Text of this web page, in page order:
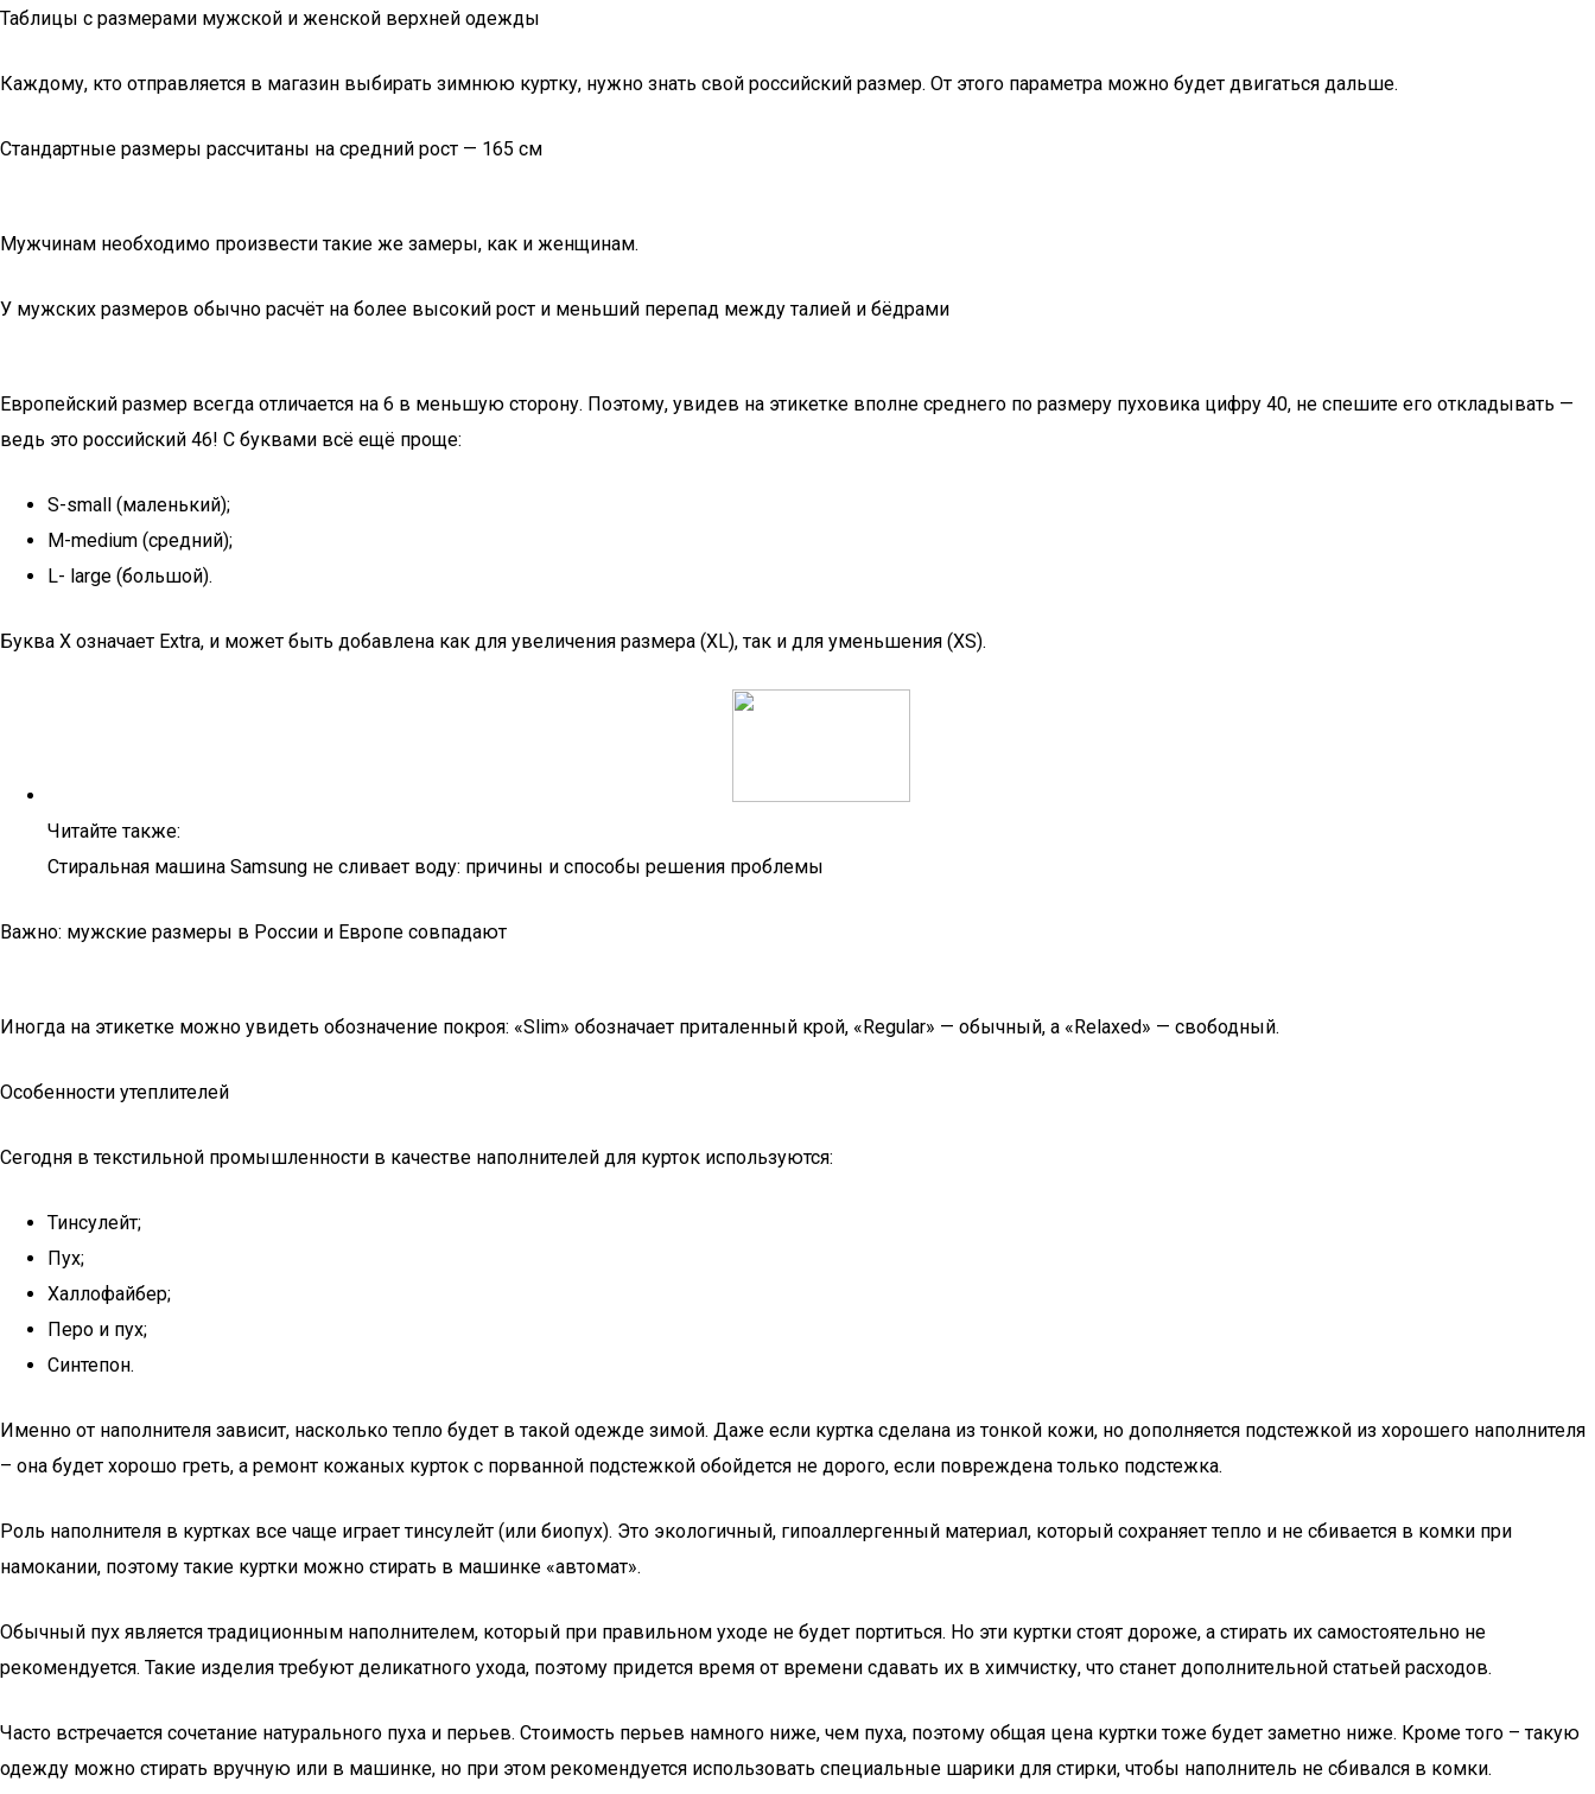
Таблицы с размерами мужской и женской верхней одежды
Каждому, кто отправляется в магазин выбирать зимнюю куртку, нужно знать свой российский размер. От этого параметра можно будет двигаться дальше.
Стандартные размеры рассчитаны на средний рост — 165 см
Мужчинам необходимо произвести такие же замеры, как и женщинам.
У мужских размеров обычно расчёт на более высокий рост и меньший перепад между талией и бёдрами
Европейский размер всегда отличается на 6 в меньшую сторону. Поэтому, увидев на этикетке вполне среднего по размеру пуховика цифру 40, не спешите его откладывать —
ведь это российский 46! С буквами всё ещё проще:
S-small (маленький);
M-medium (средний);
L- large (большой).
Буква X означает Extra, и может быть добавлена как для увеличения размера (XL), так и для уменьшения (XS).
Читайте также:
Стиральная машина Samsung не сливает воду: причины и способы решения проблемы
Важно: мужские размеры в России и Европе совпадают
Иногда на этикетке можно увидеть обозначение покроя: «Slim» обозначает приталенный крой, «Regular» — обычный, а «Relaxed» — свободный.
Особенности утеплителей
Сегодня в текстильной промышленности в качестве наполнителей для курток используются:
Тинсулейт;
Пух;
Халлофайбер;
Перо и пух;
Синтепон.
Именно от наполнителя зависит, насколько тепло будет в такой одежде зимой. Даже если куртка сделана из тонкой кожи, но дополняется подстежкой из хорошего наполнителя
– она будет хорошо греть, а ремонт кожаных курток с порванной подстежкой обойдется не дорого, если повреждена только подстежка.
Роль наполнителя в куртках все чаще играет тинсулейт (или биопух). Это экологичный, гипоаллергенный материал, который сохраняет тепло и не сбивается в комки при
намокании, поэтому такие куртки можно стирать в машинке «автомат».
Обычный пух является традиционным наполнителем, который при правильном уходе не будет портиться. Но эти куртки стоят дороже, а стирать их самостоятельно не
рекомендуется. Такие изделия требуют деликатного ухода, поэтому придется время от времени сдавать их в химчистку, что станет дополнительной статьей расходов.
Часто встречается сочетание натурального пуха и перьев. Стоимость перьев намного ниже, чем пуха, поэтому общая цена куртки тоже будет заметно ниже. Кроме того – такую
одежду можно стирать вручную или в машинке, но при этом рекомендуется использовать специальные шарики для стирки, чтобы наполнитель не сбивался в комки.